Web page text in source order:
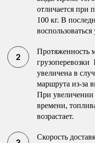
отличается при
100 кг. В
Протяженность
увеличена в
маршрута из-за
При увеличении
времени,
возрастает.
Скорость